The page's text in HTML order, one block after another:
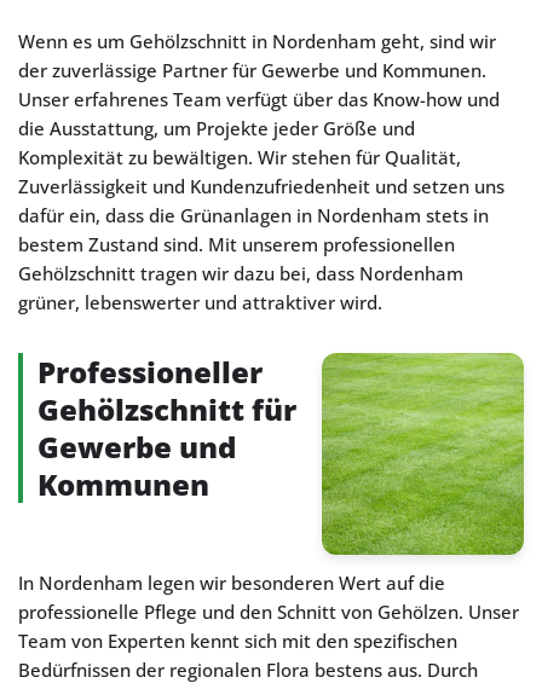
Wenn es um Gehölzschnitt in Nordenham geht, sind wir
der zuverlässige Partner für Gewerbe und Kommunen.
Unser erfahrenes Team verfügt über das Know-how und
die Ausstattung, um Projekte jeder Größe und
Komplexität zu bewältigen. Wir stehen für Qualität,
Zuverlässigkeit und Kundenzufriedenheit und setzen uns
dafür ein, dass die Grünanlagen in Nordenham stets in
bestem Zustand sind. Mit unserem professionellen
Gehölzschnitt tragen wir dazu bei, dass Nordenham
grüner, lebenswerter und attraktiver wird.
Professioneller
Gehölzschnitt für
Gewerbe und
Kommunen
In Nordenham legen wir besonderen Wert auf die
professionelle Pflege und den Schnitt von Gehölzen. Unser
Team von Experten kennt sich mit den spezifischen
Bedürfnissen der regionalen Flora bestens aus. Durch